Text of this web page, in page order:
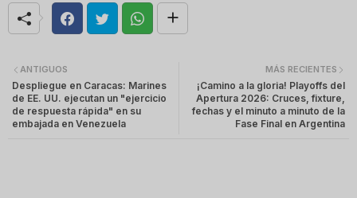
MÁS RECIENTES
¡Camino a la gloria! Playoffs del
Apertura 2026: Cruces, fixture,
fechas y el minuto a minuto de la
Fase Final en Argentina
ANTIGUOS
Despliegue en Caracas: Marines
de EE. UU. ejecutan un "ejercicio
de respuesta rápida" en su
embajada en Venezuela